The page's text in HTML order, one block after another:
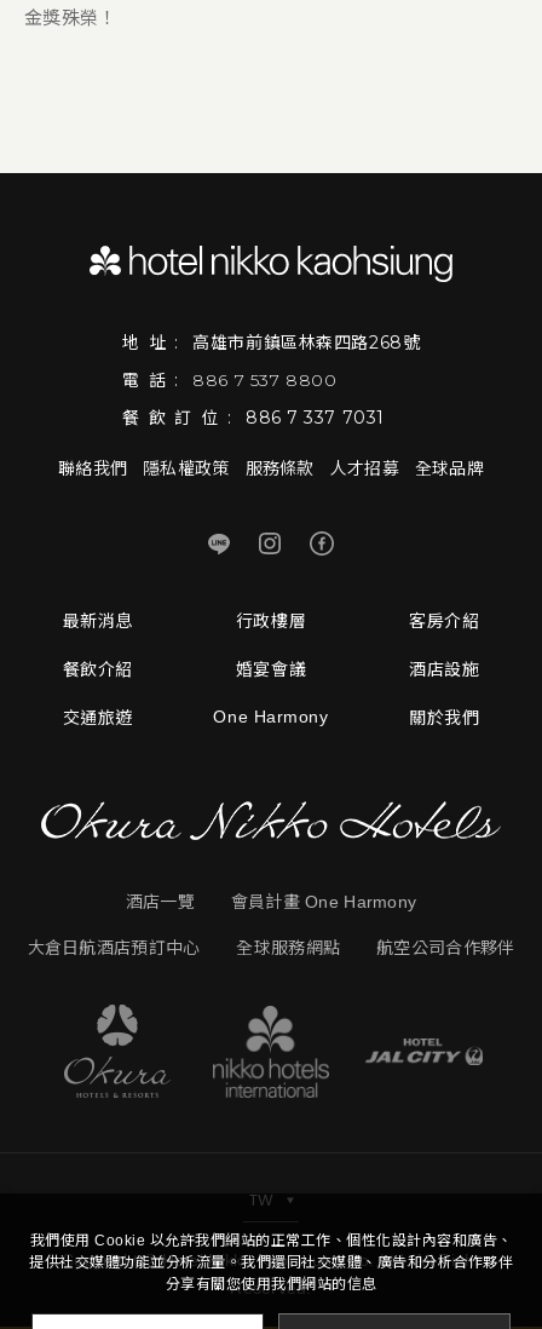
金獎殊榮！
最新消息 行政樓層 客房介紹
餐飲介紹 婚宴會議 酒店設施
交通旅遊 One Harmony 關於我們
地址:
高雄市前鎮區林森四路268號
電話:
886 7 537 8800
餐飲訂位:
886 7 337 7031
聯絡我們 隱私權政策 服務條款 人才招募 全球品牌
酒店一覽 會員計畫 One Harmony
大倉日航酒店預訂中心 全球服務網點 航空公司合作夥伴
Copyright © Hotel Nikko Kaohsiung Co.,Ltd. All Right
Reserved.
TW
我們使用 Cookie 以允許我們網站的正常工作、個性化設計內容和廣告、
提供社交媒體功能並分析流量。我們還同社交媒體、廣告和分析合作夥伴
分享有關您使用我們網站的信息